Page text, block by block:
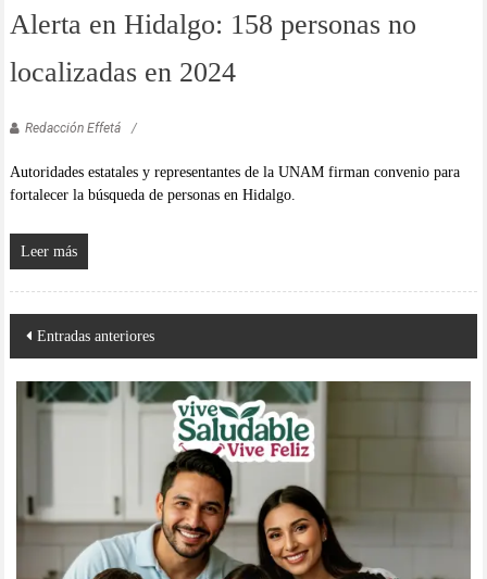
Alerta en Hidalgo: 158 personas no
localizadas en 2024
Redacción Effetá
Autoridades estatales y representantes de la UNAM firman convenio para
fortalecer la búsqueda de personas en Hidalgo.
Leer más
Navegación
de
entradas
Entradas anteriores